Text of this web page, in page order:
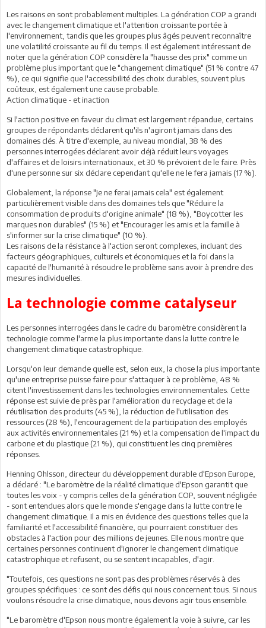
Les raisons en sont probablement multiples. La génération COP a grandi
avec le changement climatique et l'attention croissante portée à
l'environnement, tandis que les groupes plus âgés peuvent reconnaître
une volatilité croissante au fil du temps. Il est également intéressant de
noter que la génération COP considère la "hausse des prix" comme un
problème plus important que le "changement climatique" (51 % contre 47
%), ce qui signifie que l'accessibilité des choix durables, souvent plus
coûteux, est également une cause probable.
Action climatique - et inaction
Si l'action positive en faveur du climat est largement répandue, certains
groupes de répondants déclarent qu'ils n'agiront jamais dans des
domaines clés. À titre d'exemple, au niveau mondial, 38 % des
personnes interrogées déclarent avoir déjà réduit leurs voyages
d'affaires et de loisirs internationaux, et 30 % prévoient de le faire. Près
d'une personne sur six déclare cependant qu'elle ne le fera jamais (17 %).
Globalement, la réponse "Je ne ferai jamais cela" est également
particulièrement visible dans des domaines tels que "Réduire la
consommation de produits d'origine animale" (18 %), "Boycotter les
marques non durables" (15 %) et "Encourager les amis et la famille à
s'informer sur la crise climatique" (10 %).
Les raisons de la résistance à l'action seront complexes, incluant des
facteurs géographiques, culturels et économiques et la foi dans la
capacité de l'humanité à résoudre le problème sans avoir à prendre des
mesures individuelles.
La technologie comme catalyseur
Les personnes interrogées dans le cadre du baromètre considèrent la
technologie comme l'arme la plus importante dans la lutte contre le
changement climatique catastrophique.
Lorsqu'on leur demande quelle est, selon eux, la chose la plus importante
qu'une entreprise puisse faire pour s'attaquer à ce problème, 48 %
citent l'investissement dans les technologies environnementales. Cette
réponse est suivie de près par l'amélioration du recyclage et de la
réutilisation des produits (45 %), la réduction de l'utilisation des
ressources (28 %), l'encouragement de la participation des employés
aux activités environnementales (21 %) et la compensation de l'impact du
carbone et du plastique (21 %), qui constituent les cinq premières
réponses.
Henning Ohlsson, directeur du développement durable d'Epson Europe,
a déclaré : "Le baromètre de la réalité climatique d'Epson garantit que
toutes les voix - y compris celles de la génération COP, souvent négligée
- sont entendues alors que le monde s'engage dans la lutte contre le
changement climatique. Il a mis en évidence des questions telles que la
familiarité et l'accessibilité financière, qui pourraient constituer des
obstacles à l'action pour des millions de jeunes. Elle nous montre que
certaines personnes continuent d'ignorer le changement climatique
catastrophique et refusent, ou se sentent incapables, d'agir.
"Toutefois, ces questions ne sont pas des problèmes réservés à des
groupes spécifiques : ce sont des défis qui nous concernent tous. Si nous
voulons résoudre la crise climatique, nous devons agir tous ensemble.
"Le baromètre d'Epson nous montre également la voie à suivre, car les